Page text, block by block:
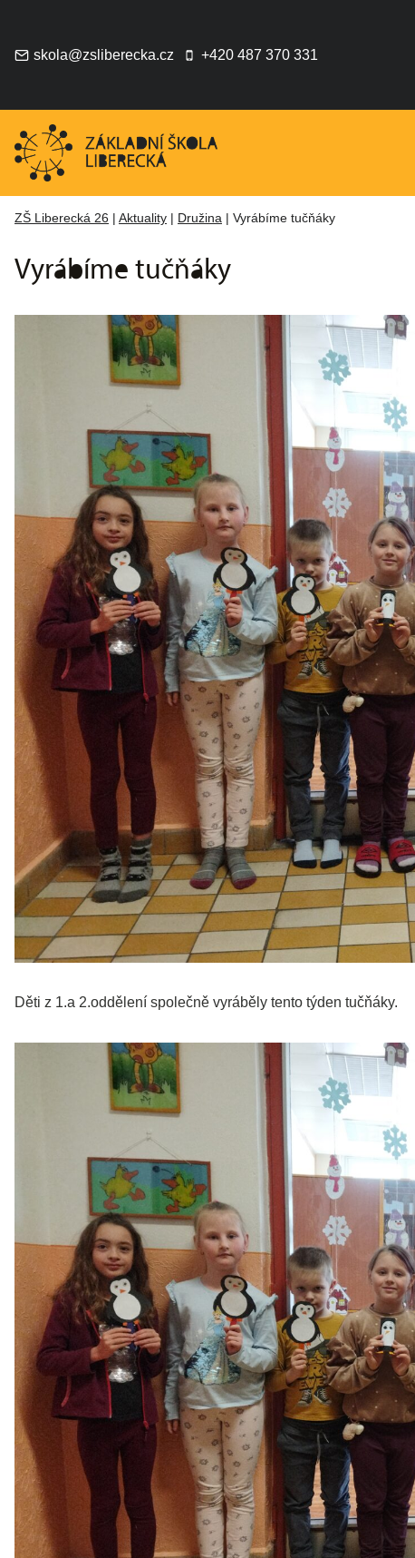
obsahskola@zsliberecka.cz +420 487 370 331
ZŠ Liberecká 26 Aktuality Družina Vyrábíme tučňáky
Vyrábíme tučňáky
Děti z 1.a 2.oddělení společně vyráběly tento týden tučňáky.